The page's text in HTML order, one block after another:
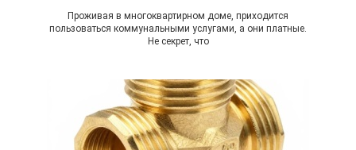
Проживая в многоквартирном доме, приходится
пользоваться коммунальными услугами, а они платные.
Не секрет, что